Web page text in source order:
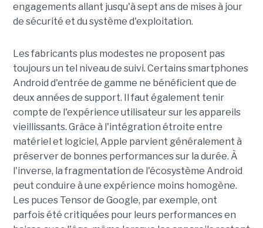
engagements allant jusqu'à sept ans de mises à jour
de sécurité et du système d'exploitation.
Les fabricants plus modestes ne proposent pas
toujours un tel niveau de suivi. Certains smartphones
Android d'entrée de gamme ne bénéficient que de
deux années de support. Il faut également tenir
compte de l'expérience utilisateur sur les appareils
vieillissants. Grâce à l'intégration étroite entre
matériel et logiciel, Apple parvient généralement à
préserver de bonnes performances sur la durée. À
l'inverse, la fragmentation de l'écosystème Android
peut conduire à une expérience moins homogène.
Les puces Tensor de Google, par exemple, ont
parfois été critiquées pour leurs performances en